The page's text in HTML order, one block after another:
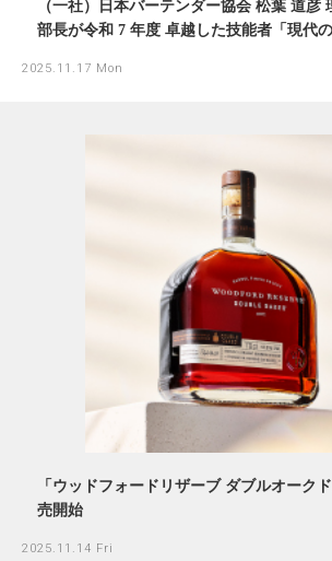
（一社）日本バーテンダー協会 松葉 道彦
部長が令和 7 年度 卓越した技能者「現代
2025.11.17 Mon
「ウッドフォードリザーブ ダブルオーク
売開始
2025.11.14 Fri